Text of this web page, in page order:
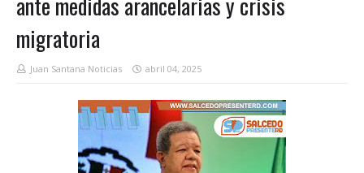
migratoria
Juan Santana Noticias abril 04, 2025